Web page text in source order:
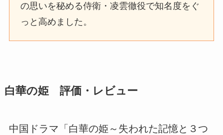
の思いを秘める侍衛・凌雲徹役で知名度をぐ
っと高めました。
白華の姫 評価・レビュー
中国ドラマ「白華の姫～失われた記憶と３つ